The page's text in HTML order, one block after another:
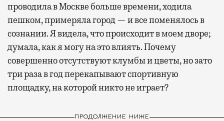
проводила в Москве больше времени, ходила
пешком, примеряла город — и все поменялось в
сознании. Я видела, что происходит в моем дворе;
думала, как я могу на это влиять. Почему
совершенно отсутствуют клумбы и цветы, но зато
три раза в год перекапывают спортивную
площадку, на которой никто не играет?
ПРОДОЛЖЕНИЕ НИЖЕ